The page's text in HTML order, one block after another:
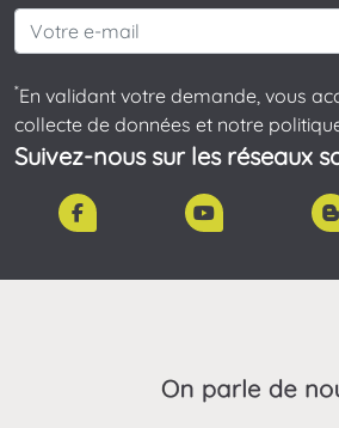
*En validant votre demande, vous
collecte de données et notre
Suivez-nous sur les réseaux